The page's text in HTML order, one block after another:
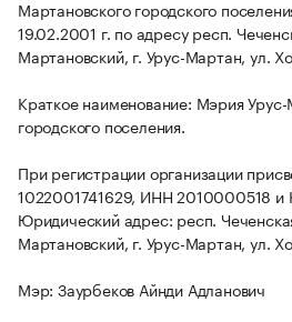
Мартановского городского
19.02.2001 г. по адресу респ.
Мартановский, г. Урус-Мартан, ул.
Краткое наименование: Мэрия
городского поселения.
При регистрации организации
1022001741629, ИНН 2010000518
Юридический адрес: респ.
Мартановский, г. Урус-Мартан, ул.
Мэр: Заурбеков Айнди Адланович